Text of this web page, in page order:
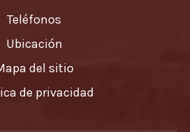
Teléfonos
Ubicación
del sitio
de privacidad